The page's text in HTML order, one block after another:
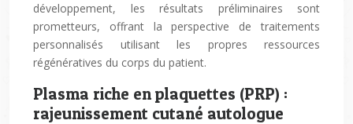
développement, les résultats préliminaires sont
prometteurs, offrant la perspective de traitements
personnalisés utilisant les propres ressources
régénératives du corps du patient.
Plasma riche en plaquettes (PRP) :
rajeunissement cutané autologue